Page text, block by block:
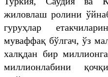
жиловлаш ролини
гуруҳлар
муваффақ бўлгач, ўз
халқдан бир
миллионлабини